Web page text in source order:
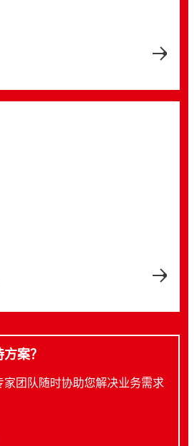
车辆管理系统中的电子器件
案？
团队随时协助您解决业务需求